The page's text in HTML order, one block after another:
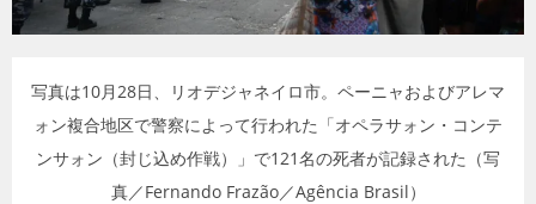
ビジネス
コラム
写真は10月28日、リオデジャネイロ市。ペーニャおよびアレマ
ォン複合地区で警察によって行われた「オペラサォン・コンテ
ンサォン（封じ込め作戦）」で121名の死者が記録された（写
真／Fernando Frazão／Agência Brasil）